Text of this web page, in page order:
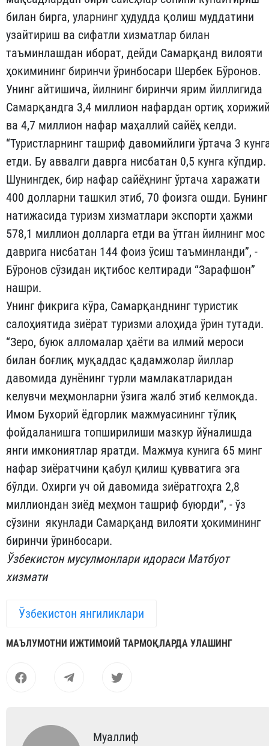
билан бирга, уларнинг ҳудудда қолиш муддатини
узайтириш ва сифатли хизматлар билан
таъминлашдан иборат, дейди Самарқанд вилояти
ҳокимининг биринчи ўринбосари Шербек Бўронов.
Унинг айтишича, йилнинг биринчи ярим йиллигида
Самарқандга 3,4 миллион нафардан ортиқ
ва 4,7 миллион нафар маҳаллий сайёҳ келди.
“Туристларнинг ташриф давомийлиги ўртача 3
етди. Бу аввалги даврга нисбатан 0,5 кунга кўпдир.
Шунингдек, бир нафар сайёҳнинг ўртача харажати
400 долларни ташкил этиб, 70 фоизга ошди. Бунинг
натижасида туризм хизматлари экспорти ҳажми
578,1 миллион долларга етди ва ўтган йилнинг мос
даврига нисбатан 144 фоиз ўсиш таъминланди”, -
Бўронов сўзидан иқтибос келтиради “Зарафшон”
нашри.
Унинг фикрига кўра, Самарқанднинг туристик
салоҳиятида зиёрат туризми алоҳида ўрин тутади.
“Зеро, буюк алломалар ҳаёти ва илмий мероси
билан боғлиқ муқаддас қадамжолар йиллар
давомида дунёнинг турли мамлакатларидан
келувчи меҳмонларни ўзига жалб этиб келмоқда.
Имом Бухорий ёдгорлик мажмуасининг тўлиқ
фойдаланишга топширилиши мазкур йўналишда
янги имкониятлар яратди. Мажмуа кунига 65 минг
нафар зиёратчини қабул қилиш қувватига эга
бўлди. Охирги уч ой давомида зиёратгоҳга 2,8
миллиондан зиёд меҳмон ташриф буюрди”, - ўз
сўзини якунлади Самарқанд вилояти ҳокимининг
биринчи ўринбосари.
Ўзбекистон мусулмонлари идораси Матбуот
хизмати
Ўзбекистон янгиликлари
МАЪЛУМОТНИ ИЖТИМОИЙ ТАРМОҚЛАРДА УЛАШИНГ
Муаллиф